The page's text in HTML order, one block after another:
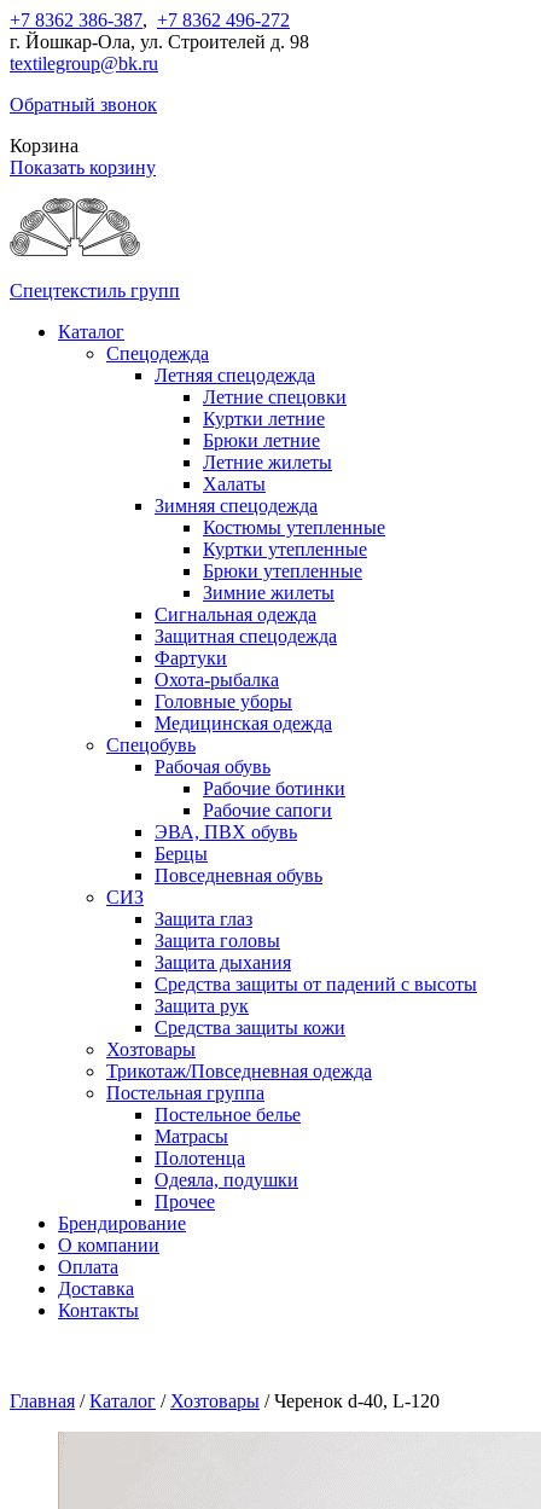
+7 8362 386-387, +7 8362 496-272
г. Йошкар-Ола, ул. Строителей д. 98
textilegroup@bk.ru
Обратный звонок
Корзина
Показать корзину
Спецтекстиль групп
Каталог
Спецодежда
Летняя спецодежда
Летние спецовки
Куртки летние
Брюки летние
Летние жилеты
Халаты
Зимняя спецодежда
Костюмы утепленные
Куртки утепленные
Брюки утепленные
Зимние жилеты
Сигнальная одежда
Защитная спецодежда
Фартуки
Охота-рыбалка
Головные уборы
Медицинская одежда
Спецобувь
Рабочая обувь
Рабочие ботинки
Рабочие сапоги
ЭВА, ПВХ обувь
Берцы
Повседневная обувь
СИЗ
Защита глаз
Защита головы
Защита дыхания
Средства защиты от падений с высоты
Защита рук
Средства защиты кожи
Хозтовары
Трикотаж/Повседневная одежда
Постельная группа
Постельное белье
Матрасы
Полотенца
Одеяла, подушки
Прочее
Брендирование
О компании
Оплата
Доставка
Контакты
Главная / Каталог / Хозтовары / Черенок d-40, L-120